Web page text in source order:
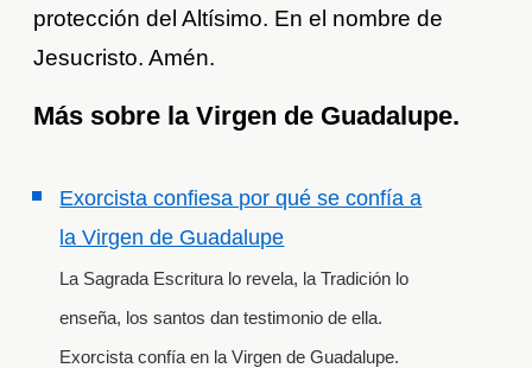
protección del Altísimo. En el nombre de
Jesucristo. Amén.
Más sobre la Virgen de Guadalupe.
Exorcista confiesa por qué se confía a
la Virgen de Guadalupe
La Sagrada Escritura lo revela, la Tradición lo
enseña, los santos dan testimonio de ella.
Exorcista confía en la Virgen de Guadalupe.